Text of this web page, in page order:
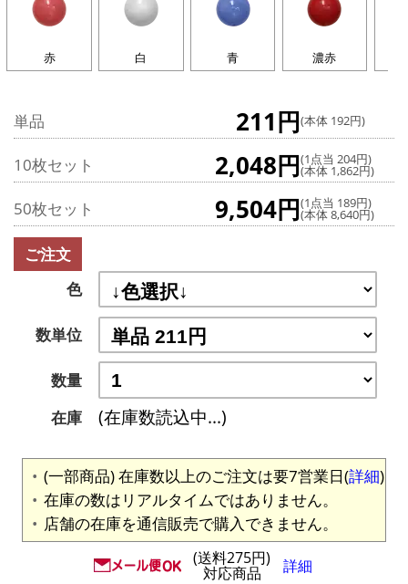
赤 白 青 濃赤
単品 211円(本体 192円)
10枚セット 2,048円(1点当 204円)
(本体 1,862円)
50枚セット 9,504円(1点当 189円)
(本体 8,640円)
ご注文
色
数単位
数量
在庫
(在庫数読込中...)
(一部商品) 在庫数以上のご注文は要7営業日(詳細)
在庫の数はリアルタイムではありません。
店舗の在庫を通信販売で購入できません。
(送料275円)
対応商品 詳細